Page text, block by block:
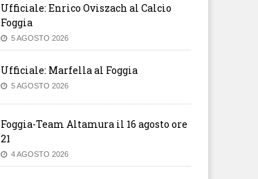
Ufficiale: Enrico Oviszach al Calcio
Foggia
5 AGOSTO 2026
Ufficiale: Marfella al Foggia
5 AGOSTO 2026
Foggia-Team Altamura il 16 agosto ore
21
4 AGOSTO 2026